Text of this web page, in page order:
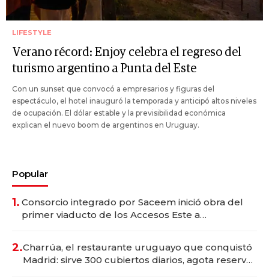
LIFESTYLE
Verano récord: Enjoy celebra el regreso del
turismo argentino a Punta del Este
Con un sunset que convocó a empresarios y figuras del
espectáculo, el hotel inauguró la temporada y anticipó altos niveles
de ocupación. El dólar estable y la previsibilidad económica
explican el nuevo boom de argentinos en Uruguay.
Popular
1. Consorcio integrado por Saceem inició obra del
primer viaducto de los Accesos Este a
2.Charrúa, el restaurante uruguayo que conquistó
Madrid: sirve 300 cubiertos diarios, agota reservas